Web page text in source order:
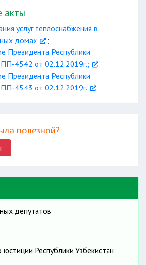
акты
услуг теплоснабжения в
домах
;
Президента Республики
4542 от 02.12.2019г.;
Президента Республики
4543 от 02.12.2019г.
полезной?
депутатов
Республики Узбекистан